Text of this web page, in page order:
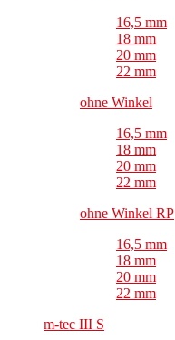
16,5 mm
18 mm
20 mm
22 mm
ohne Winkel
16,5 mm
18 mm
20 mm
22 mm
ohne Winkel RP
16,5 mm
18 mm
20 mm
22 mm
m-tec III S